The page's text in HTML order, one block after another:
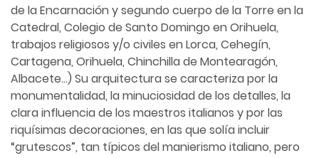
de la Encarnación y segundo cuerpo de la Torre en la
Catedral, Colegio de Santo Domingo en Orihuela,
trabajos religiosos y/o civiles en Lorca, Cehegín,
Cartagena, Orihuela, Chinchilla de Montearagón,
Albacete...) Su arquitectura se caracteriza por la
monumentalidad, la minuciosidad de los detalles, la
clara influencia de los maestros italianos y por las
riquísimas decoraciones, en las que solía incluir
“grutescos”, tan típicos del manierismo italiano, pero